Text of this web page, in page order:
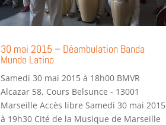
30 mai 2015 – Déambulation Banda
Mundo Latino
Samedi 30 mai 2015 à 18h00 BMVR
Alcazar 58, Cours Belsunce - 13001
Marseille Accès libre Samedi 30 mai 2015
à 19h30 Cité de la Musique de Marseille